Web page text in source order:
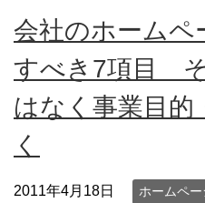
会社のホームペ
すべき7項目
はなく事業目的
く
2011年4月18日 ホームペ